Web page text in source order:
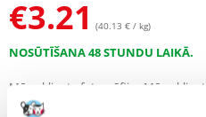
€3.21 (40.13 € / kg)
NOSŪTĪŠANA 48 STUNDU LAIKĀ.
Mūsu klienta fotogrāfijas
Mūsu